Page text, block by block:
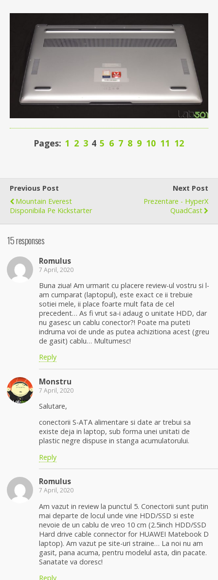
Pages: 1 2 3 4 5 6 7 8 9 10 11 12
Previous Post
Mountain Everest
Disponibila Pe Kickstarter
Next Post
Prezentare - HyperX
QuadCast
15 responses
Romulus
7 April, 2020
Buna ziua! Am urmarit cu placere review-ul vostru si l-
am cumparat (laptopul), este exact ce ii trebuie
sotiei mele, ii place foarte mult fata de cel
precedent… As fi vrut sa-i adaug o unitate HDD, dar
nu gasesc un cablu conector?! Poate ma puteti
indruma voi de unde as putea achizitiona acest (greu
de gasit) cablu… Multumesc!
Reply
Monstru
7 April, 2020
Salutare,
conectorii S-ATA alimentare si date ar trebui sa
existe deja in laptop, sub forma unei unitati de
plastic negre dispuse in stanga acumulatorului.
Reply
Romulus
7 April, 2020
Am vazut in review la punctul 5. Conectorii sunt putin
mai departe de locul unde vine HDD/SSD si este
nevoie de un cablu de vreo 10 cm (2.5inch HDD/SSD
Hard drive cable connector for HUAWEI Matebook D
laptop). Am vazut pe site-uri straine… La noi nu am
gasit, pana acuma, pentru modelul asta, din pacate.
Sanatate va doresc!
Reply